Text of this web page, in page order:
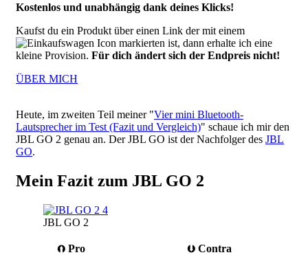
Kostenlos und unabhängig dank deines Klicks!
Kaufst du ein Produkt über einen Link der mit einem
markierten ist, dann erhalte ich eine
kleine Provision. Für dich ändert sich der Endpreis nicht!
ÜBER MICH
Heute, im zweiten Teil meiner "Vier mini Bluetooth-
Lautsprecher im Test (Fazit und Vergleich)" schaue ich mir den
JBL GO 2 genau an. Der JBL GO ist der Nachfolger des JBL
GO.
Mein Fazit zum JBL GO 2
JBL GO 2
⮉ Pro ⮋ Contra